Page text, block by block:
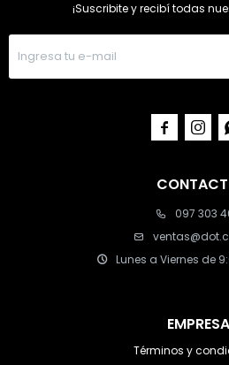
097 303
Lunes a Viernes de
EMPRESA
Términos y
¡Suscribite y recibí todas
 